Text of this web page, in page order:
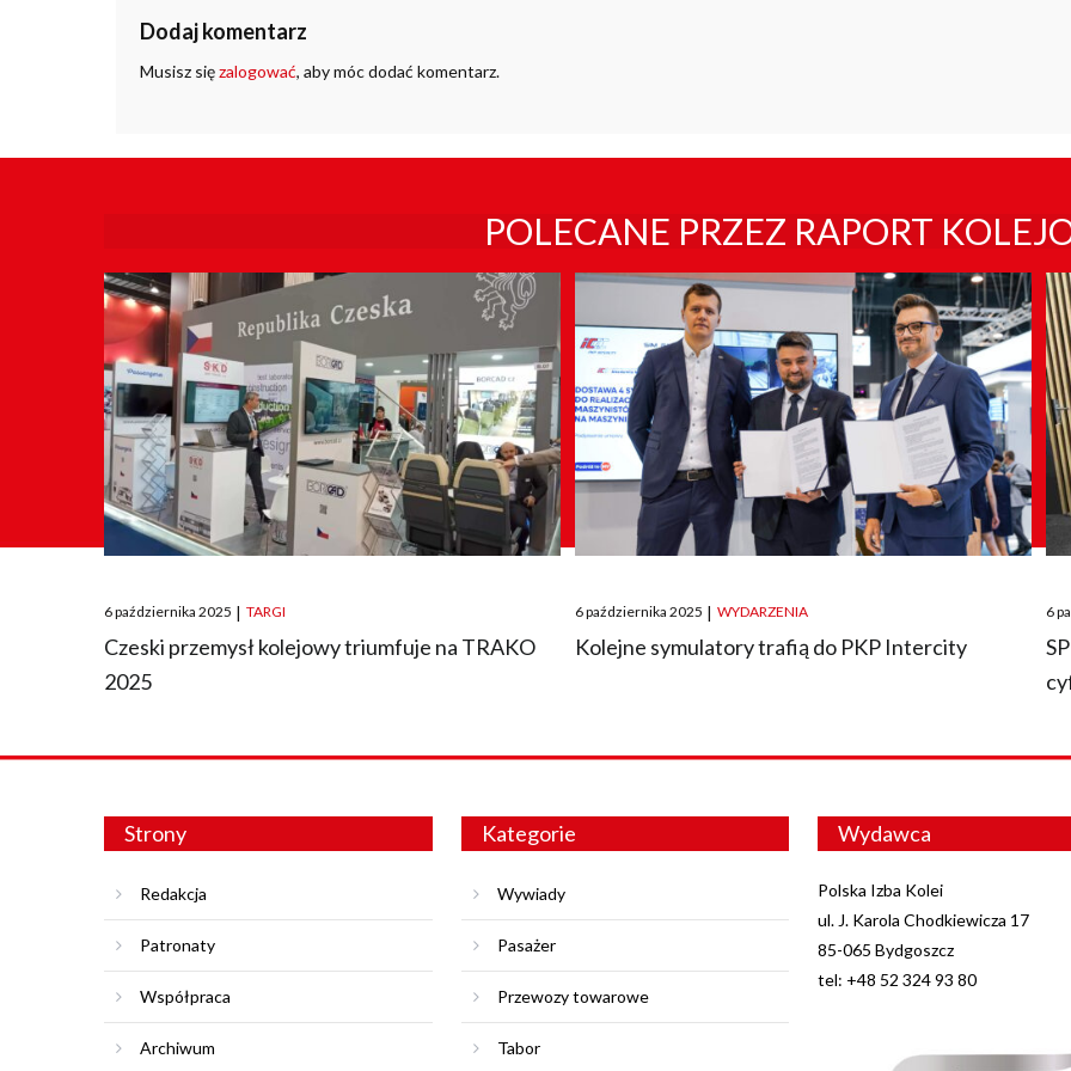
Dodaj komentarz
Musisz sięzalogować, aby móc dodać komentarz.
POLECANE PRZEZ RAPORT
Posted
on
6 października 2025 | TARGI
Czeski przemysł kolejowy triumfuje na TRAKO
2025
Posted
on
6 października 2025 | WYDARZENIA
Kolejne symulatory trafią do PKP Intercity
on
6
Strony
Redakcja
Patronaty
Współpraca
Archiwum
Kategorie
Wywiady
Pasażer
Przewozy towarowe
Tabor
Wydawca
Polska Izba Kolei
ul. J. Karola Chodkiewicza 17
85-065 Bydgoszcz
tel: +48 52 324 93 80